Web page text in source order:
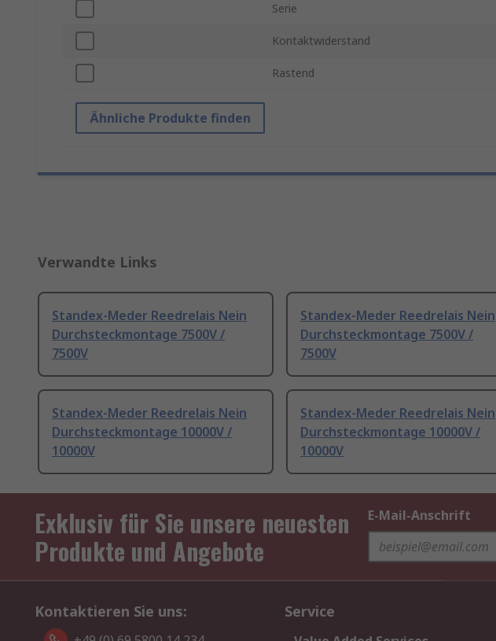
Serie
Kontaktwiderstand
Rastend
Ähnliche Produkte finden
Verwandte Links
Standex-Meder Reedrelais Nein
Durchsteckmontage 7500V /
7500V
Standex-Meder Reedrelais Nein
Durchsteckmontage 7500V /
7500V
Standex-Meder Reedrelais Nein
Durchsteckmontage 10000V /
10000V
Standex-Meder Reedrelais Nein
Durchsteckmontage 10000V /
10000V
Exklusiv für Sie unsere neuesten
Produkte und Angebote
E-Mail-Anschrift
Kontaktieren Sie uns: Service